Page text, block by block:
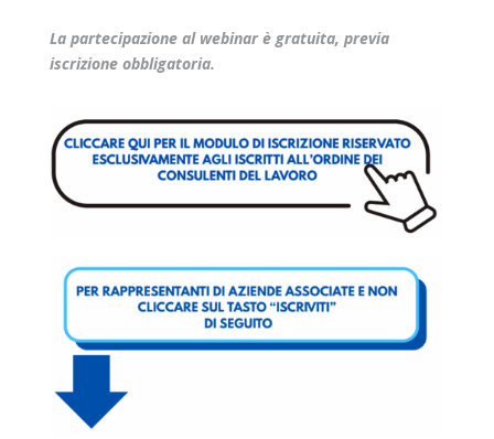
La partecipazione al webinar è gratuita, previa
iscrizione obbligatoria.